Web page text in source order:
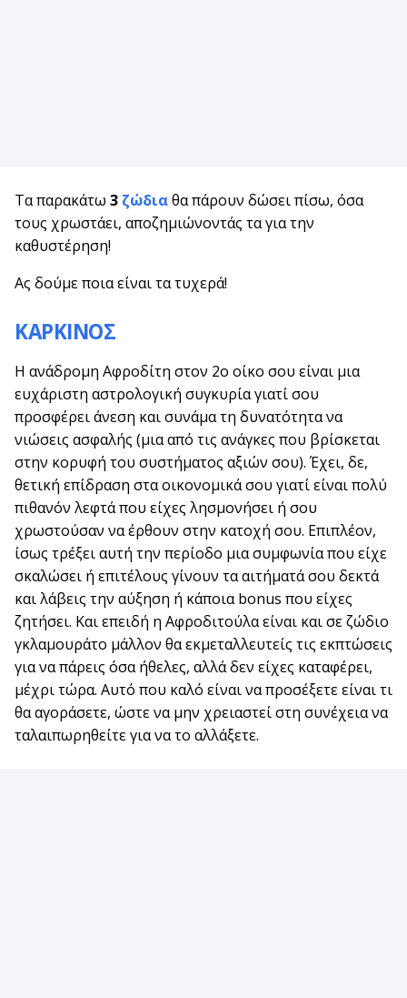
Τα παρακάτω 3 ζώδιαθα πάρουν δώσει πίσω, όσα
τους χρωστάει, αποζημιώνοντάς τα για την
καθυστέρηση!
Ας δούμε ποια είναι τα τυχερά!
ΚΑΡΚΙΝΟΣ
Η ανάδρομη Αφροδίτη στον 2ο οίκο σου είναι μια
ευχάριστη αστρολογική συγκυρία γιατί σου
προσφέρει άνεση και συνάμα τη δυνατότητα να
νιώσεις ασφαλής (μια από τις ανάγκες που βρίσκεται
στην κορυφή του συστήματος αξιών σου). Έχει, δε,
θετική επίδραση στα οικονομικά σου γιατί είναι πολύ
πιθανόν λεφτά που είχες λησμονήσει ή σου
χρωστούσαν να έρθουν στην κατοχή σου. Επιπλέον,
ίσως τρέξει αυτή την περίοδο μια συμφωνία που είχε
σκαλώσει ή επιτέλους γίνουν τα αιτήματά σου δεκτά
και λάβεις την αύξηση ή κάποια bonus που είχες
ζητήσει. Και επειδή η Αφροδιτούλα είναι και σε ζώδιο
γκλαμουράτο μάλλον θα εκμεταλλευτείς τις εκπτώσεις
για να πάρεις όσα ήθελες, αλλά δεν είχες καταφέρει,
μέχρι τώρα. Αυτό που καλό είναι να προσέξετε είναι τι
θα αγοράσετε, ώστε να μην χρειαστεί στη συνέχεια να
ταλαιπωρηθείτε για να το αλλάξετε.